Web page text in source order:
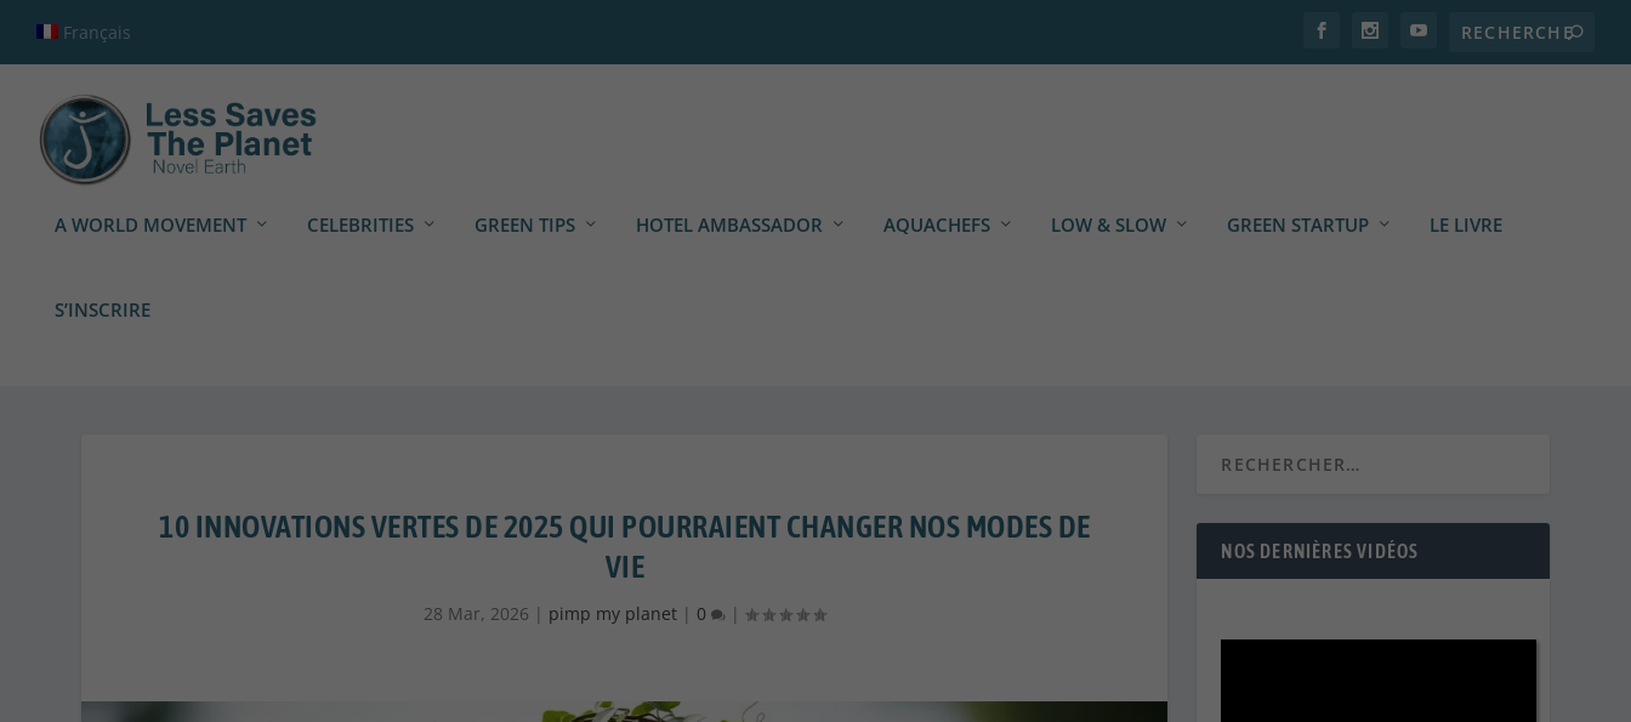
Français
A WORLD MOVEMENT CELEBRITIES GREEN TIPS HOTEL AMBASSADOR AQUACHEFS LOW & SLOW GREEN STARTUP LE LIVRE
S’INSCRIRE
10 INNOVATIONS VERTES DE 2025 QUI POURRAIENT CHANGER NOS MODES DE
VIE
28 Mar, 2026 | pimp my planet | 0 |
NOS DERNIÈRES VIDÉOS